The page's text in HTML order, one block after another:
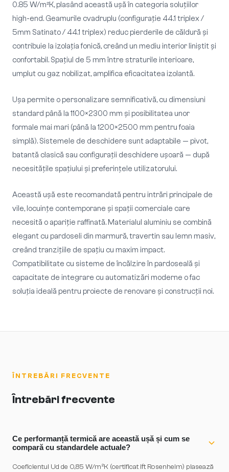
0.85 W/m²K, plasând această ușă în categoria soluțiilor
high-end. Geamurile cvadruplu (configurație 44.1 triplex /
5mm Satinato / 44.1 triplex) reduc pierderile de căldură și
contribuie la izolația fonică, creând un mediu interior liniștit și
confortabil. Spațiul de 5 mm între straturile interioare,
umplut cu gaz nobilizat, amplifica eficacitatea izolantă.
Ușa permite o personalizare semnificativă, cu dimensiuni
standard până la 1100×2300 mm și posibilitatea unor
formale mai mari (până la 1200×2500 mm pentru foaia
simplă). Sistemele de deschidere sunt adaptabile — pivot,
batantă clasică sau configurații deschidere ușoară — după
necesitățile spațiului și preferințele utilizatorului.
Această ușă este recomandată pentru intrări principale de
vile, locuințe contemporane și spații comerciale care
necesită o apariție raffinată. Materialul aluminiu se combină
elegant cu pardoseli din marmură, travertin sau lemn masiv,
creând tranzițiile de spațiu cu maxim impact.
Compatibilitate cu sisteme de încălzire în pardoseală și
capacitate de integrare cu automatizări moderne o fac
soluția ideală pentru proiecte de renovare și construcții noi.
ÎNTREBĂRI FRECVENTE
Întrebări frecvente
Ce performanță termică are această ușă și cum se
compară cu standardele actuale?
Coeficientul Ud de 0,85 W/m²K (certificat ift Rosenheim) plasează